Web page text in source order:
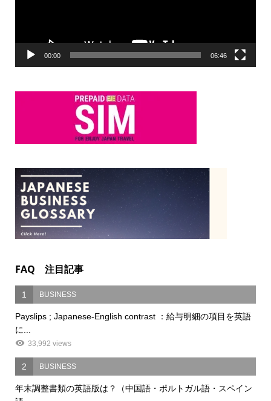
00:00 06:46
FAQ 注目記事
1 BUSINESS
Payslips ; Japanese-English contrast ：給与明細の項目を英語
に...
33,992 views
2 BUSINESS
年末調整書類の英語版は？（中国語・ポルトガル語・スペイン